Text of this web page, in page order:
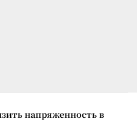
напряженность в